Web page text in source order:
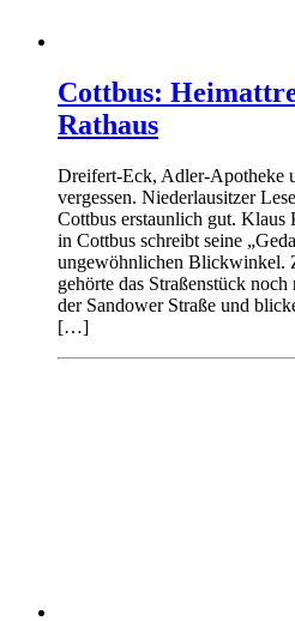
Cottbus:
Rathaus
Dreifert-Eck, Adler-Apotheke
vergessen. Niederlausitzer
Cottbus erstaunlich gut. Klaus
in Cottbus schreibt seine
ungewöhnlichen Blickwinkel.
gehörte das Straßenstück
der Sandower Straße und
[…]